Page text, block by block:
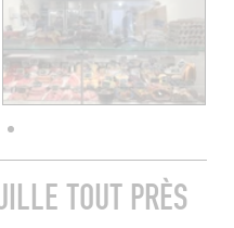
TOUT PRÈS